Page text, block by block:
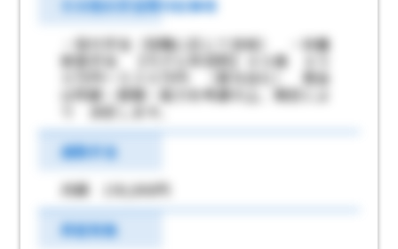
その他の手当等付記事項
・役付手当（役職に応じて支給） ・扶養
家族手当 【モデル年収例】４０歳 ４５
０万円～５３０万円 （賞与含む） 賃金
は年齢・経験・能力を考慮の上、規定によ
り 決定します。
通勤手当
月額 150,000円
昇給有無